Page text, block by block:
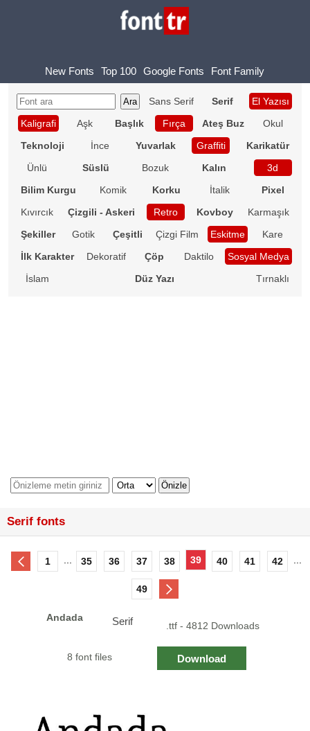
New Fonts Top 100 Google Fonts Font Family
Sans Serif Serif
El Yazısı
Kaligrafi
Aşk Başlık Fırça Ateş Buz
Okul
Teknoloji
İnce Yuvarlak Graffiti
Karikatür
Ünlü
Süslü Bozuk Kalın
3d
Bilim Kurgu
Komik Korku İtalik
Pixel
Kıvırcık
Çizgili - Askeri Retro Kovboy
Karmaşık
Şekiller
Gotik Çeşitli Çizgi Film Eskitme
Kare
İlk Karakter
Dekoratif Çöp Daktilo
Sosyal Medya
İslam
Düz Yazı Tırnaklı
Serif fonts
1 35 36 37 38 39 40 41 42
49
Andada Serif .ttf - 4812 Downloads
8 font files Download